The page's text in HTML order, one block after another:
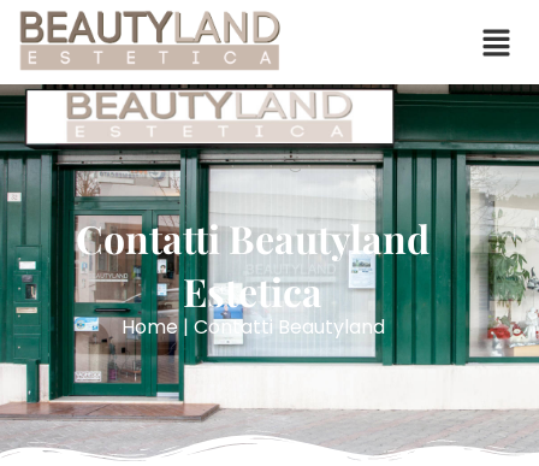
Contatti Beautyland
Estetica
Home | Contatti Beautyland